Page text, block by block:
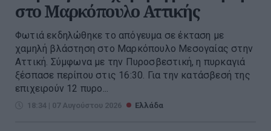
στο Μαρκόπουλο Αττικής
Φωτιά εκδηλώθηκε το απόγευμα σε έκταση με
χαμηλή βλάστηση στο Μαρκόπουλο Μεσογαίας στην
Αττική. Σύμφωνα με την Πυροσβεστική, η πυρκαγιά
ξέσπασε περίπου στις 16:30. Για την κατάσβεσή της
επιχειρούν 12 πυρο...
18:34 | 07 Αυγούστου 2026 Ελλάδα